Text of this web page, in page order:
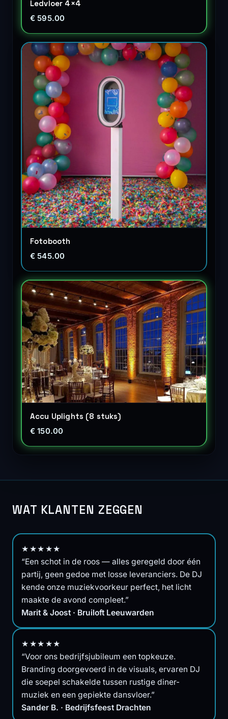
Ledvloer 4×4
€ 595.00
Fotobooth
€ 545.00
Accu Uplights (8 stuks)
€ 150.00
WAT KLANTEN ZEGGEN
★★★★★
“Een schot in de roos — alles geregeld door één
partij, geen gedoe met losse leveranciers. De DJ
kende onze muziekvoorkeur perfect, het licht
maakte de avond compleet.”
Marit & Joost · Bruiloft Leeuwarden
★★★★★
“Voor ons bedrijfsjubileum een topkeuze.
Branding doorgevoerd in de visuals, ervaren DJ
die soepel schakelde tussen rustige diner-
muziek en een gepiekte dansvloer.”
Sander B. · Bedrijfsfeest Drachten